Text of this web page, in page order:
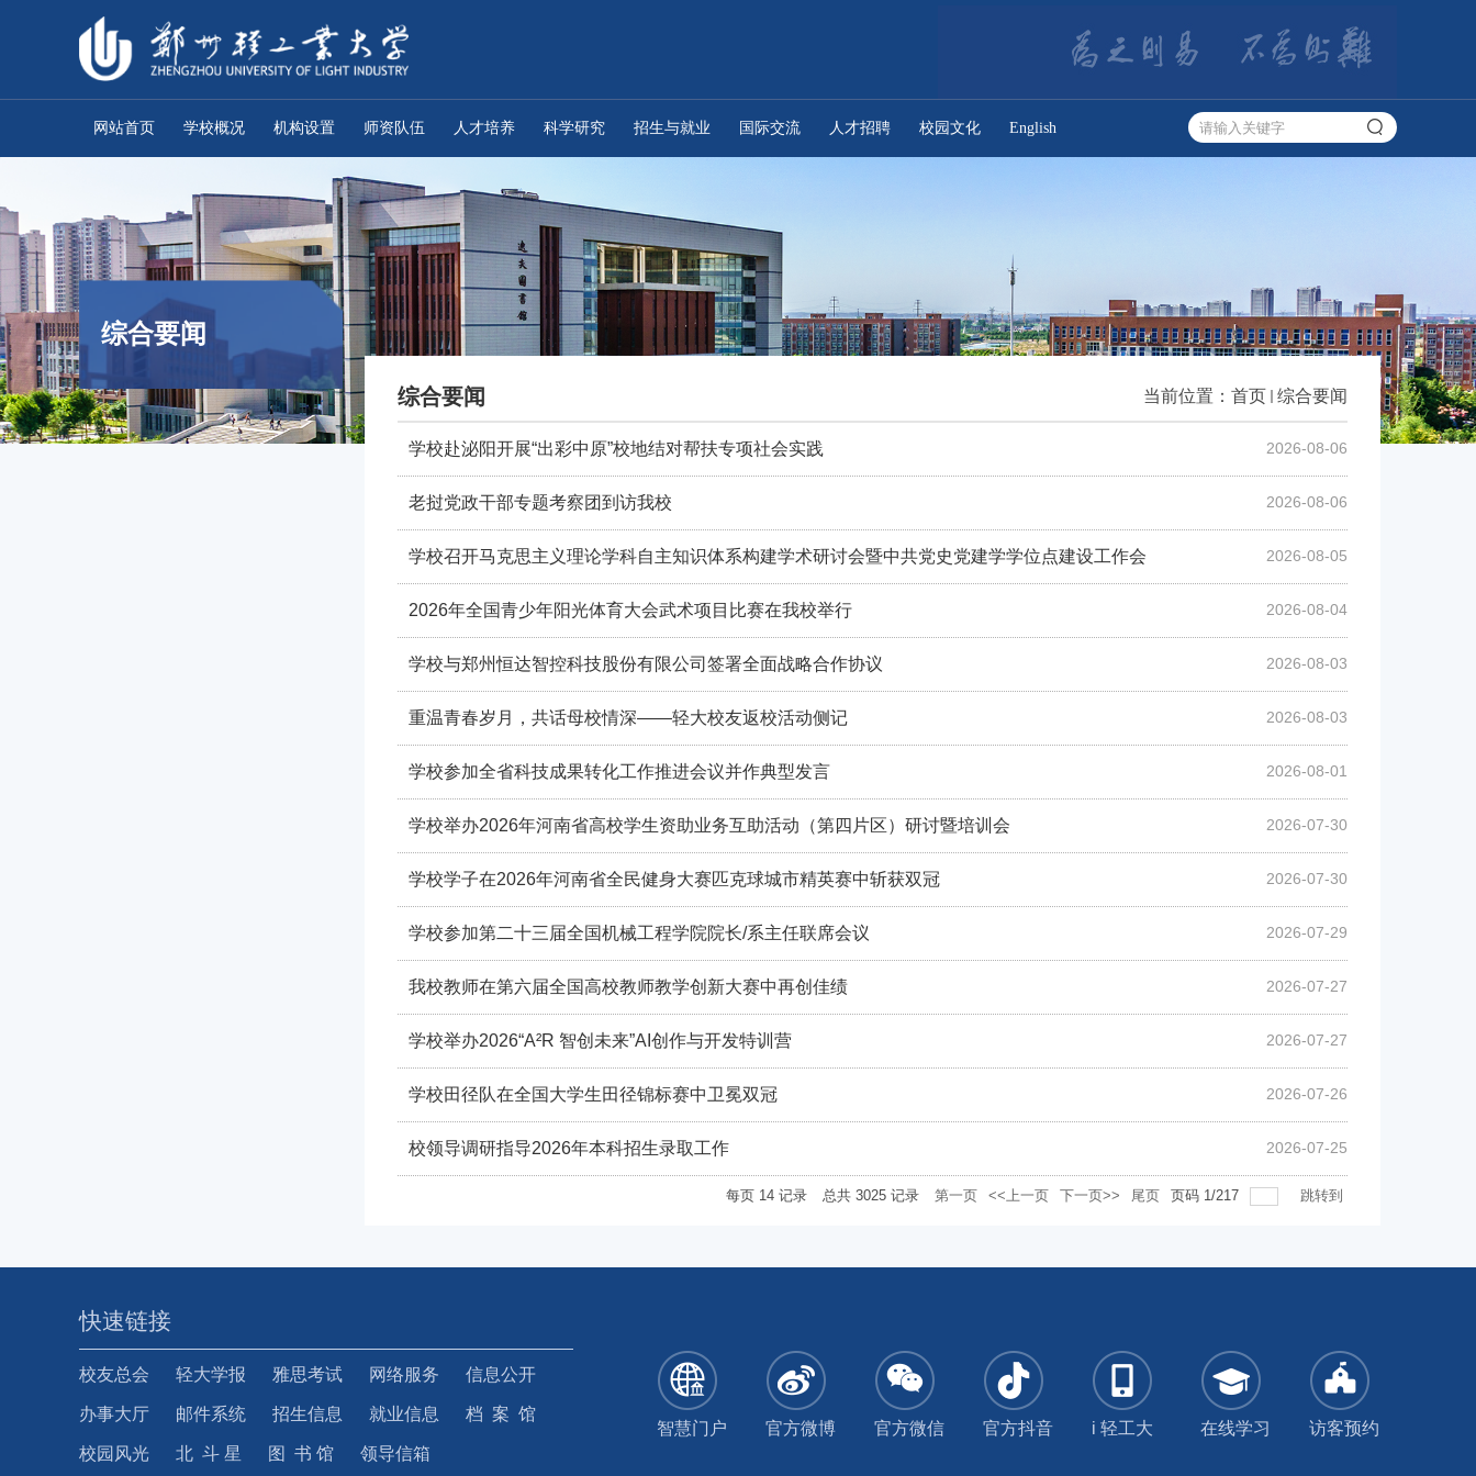
网站首页 学校概况 机构设置 师资队伍 人才培养 科学研究 招生与就业 国际交流 人才招聘 校园文化 English
综合要闻
综合要闻 当前位置： 首页 综合要闻
学校赴泌阳开展“出彩中原”校地结对帮扶专项社会实践 2026-08-06
老挝党政干部专题考察团到访我校 2026-08-06
学校召开马克思主义理论学科自主知识体系构建学术研讨会暨中共党史党建学学位点建设工作会 2026-08-05
2026年全国青少年阳光体育大会武术项目比赛在我校举行 2026-08-04
学校与郑州恒达智控科技股份有限公司签署全面战略合作协议 2026-08-03
重温青春岁月，共话母校情深——轻大校友返校活动侧记 2026-08-03
学校参加全省科技成果转化工作推进会议并作典型发言 2026-08-01
学校举办2026年河南省高校学生资助业务互助活动（第四片区）研讨暨培训会 2026-07-30
学校学子在2026年河南省全民健身大赛匹克球城市精英赛中斩获双冠 2026-07-30
学校参加第二十三届全国机械工程学院院长/系主任联席会议 2026-07-29
我校教师在第六届全国高校教师教学创新大赛中再创佳绩 2026-07-27
学校举办2026“A²R 智创未来”AI创作与开发特训营 2026-07-27
学校田径队在全国大学生田径锦标赛中卫冕双冠 2026-07-26
校领导调研指导2026年本科招生录取工作 2026-07-25
每页 14 记录 总共 3025 记录 第一页 <<上一页 下一页>> 尾页 页码 1/217 跳转到
快速链接
校友总会 轻大学报 雅思考试 网络服务 信息公开
办事大厅 邮件系统 招生信息 就业信息 档 案 馆
校园风光 北 斗 星 图 书 馆 领导信箱
智慧门户 官方微博 官方微信 官方抖音 i 轻工大 在线学习 访客预约